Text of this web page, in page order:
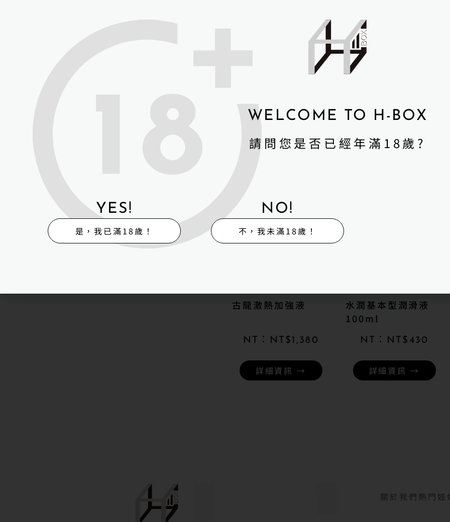
XY伴侶(XY DOLL)
娃娃學姐(Dollsenior)
魔族人型(MOZU DOLL)
娃娃週邊產品
NT$1,950
詳細資訊 →
NT$960
詳細資訊 →
古龍激熱加強液
NT$ 1,380
詳細資訊 →
水潤基本型潤滑液
100ml
NT$ 430
詳細資訊 →
關於我們 熱門娃
WELCOME TO H-BOX
請問您是否已經年滿18歲?
YES!
是，我已滿18歲！
NO!
不，我未滿18歲！